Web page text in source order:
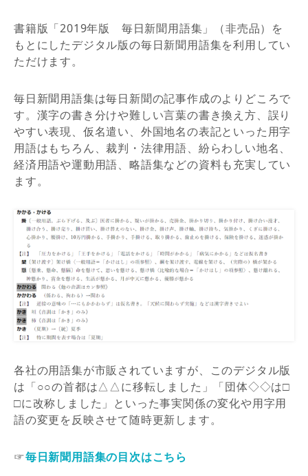
書籍版「2019年版 毎日新聞用語集」（非売品）を
もとにしたデジタル版の毎日新聞用語集を利用してい
ただけます。
毎日新聞用語集は毎日新聞の記事作成のよりどころで
す。漢字の書き分けや難しい言葉の書き換え方、誤り
やすい表現、仮名遣い、外国地名の表記といった用字
用語はもちろん、裁判・法律用語、紛らわしい地名、
経済用語や運動用語、略語集などの資料も充実してい
ます。
各社の用語集が市販されていますが、このデジタル版
は「○○の首都は△△に移転しました」「団体◇◇は□
□に改称しました」といった事実関係の変化や用字用
語の変更を反映させて随時更新します。
☞毎日新聞用語集の目次はこちら